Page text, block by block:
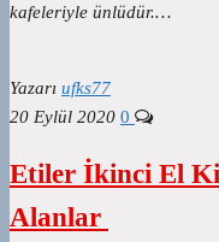
kafeleriyle ünlüdür.…
Yazarı ufks77
20 Eylül 2020 0
Etiler İkinci El
Alanlar